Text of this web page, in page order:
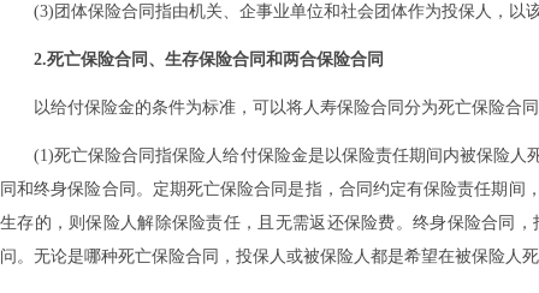
(3)团体保险合同指由机关、企事业单位和社会团体作为投保人，以
2.死亡保险合同、生存保险合同和两合保险合同
以给付保险金的条件为标准，可以将人寿保险合同分为死亡保险合
(1)死亡保险合同指保险人给付保险金是以保险责任期间内被保险
同和终身保险合同。定期死亡保险合同是指，合同约定有保险责任期
生存的，则保险人解除保险责任，且无需返还保险费。终身保险合同
问。无论是哪种死亡保险合同，投保人或被保险人都是希望在被保险人